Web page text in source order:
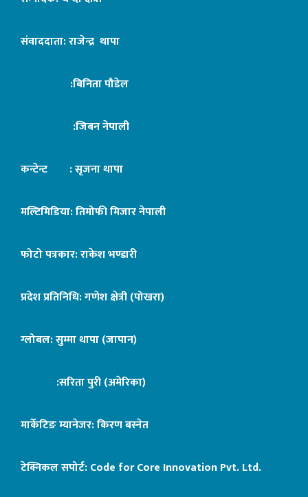
संवाददाता: राजेन्द्र थापा
:बिनिता पौडेल
:जिबन नेपाली
कन्टेन्ट : सृजना थापा
मल्टिमिडिया: तिमोफी मिजार नेपाली
फोटो पत्रकार: राकेश भण्डारी
प्रदेश प्रतिनिधि: गणेश क्षेत्री (पोखरा)
ग्लोबल: सुम्मा थापा (जापान)
:सरिता पुरी (अमेरिका)
मार्केटिङ म्यानेजर: किरण बस्नेत
टेक्निकल सपोर्ट:Code for Core Innovation Pvt. Ltd.